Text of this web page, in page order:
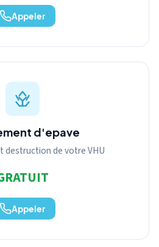
Appeler
d'epave
destruction de votre VHU
Appeler